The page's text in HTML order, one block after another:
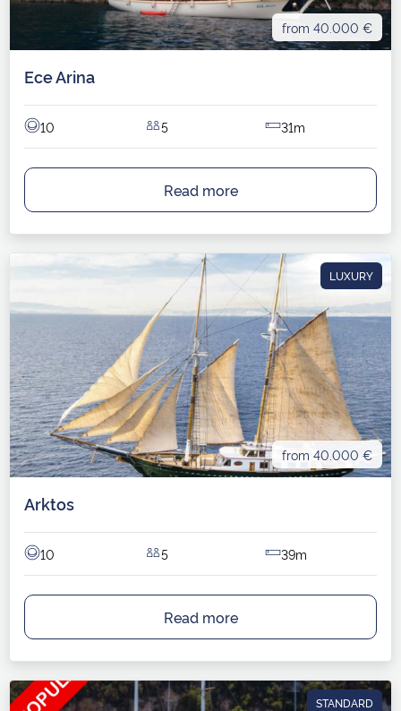
from 40.000 €
Ece Arina
10 5 31m
Read more
LUXURY
from 40.000 €
Arktos
10 5 39m
Read more
STANDARD